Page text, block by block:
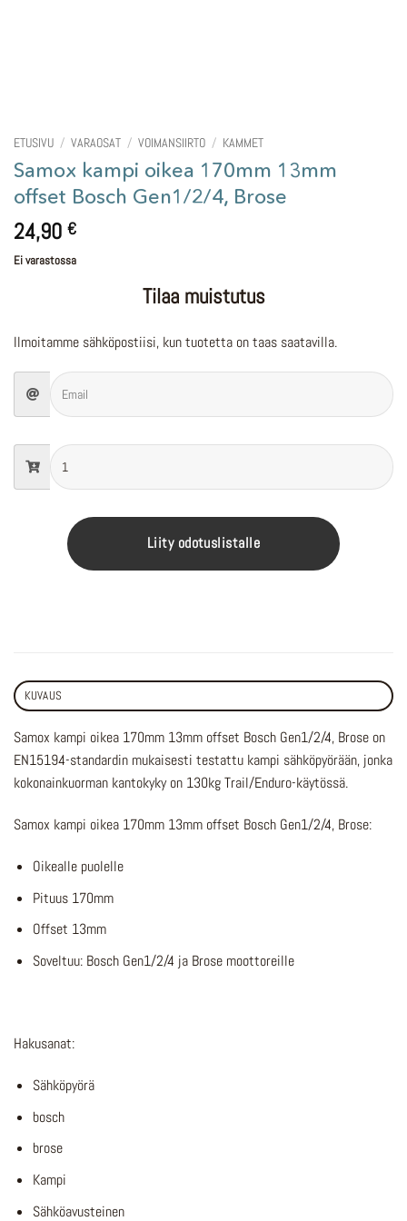
ETUSIVU / VARAOSAT / VOIMANSIIRTO / KAMMET
Samox kampi oikea 170mm 13mm
offset Bosch Gen1/2/4, Brose
24,90 €
Ei varastossa
Tilaa muistutus
Ilmoitamme sähköpostiisi, kun tuotetta on taas saatavilla.
Liity odotuslistalle
KUVAUS
Samox kampi oikea 170mm 13mm offset Bosch Gen1/2/4, Brose on
EN15194-standardin mukaisesti testattu kampi sähköpyörään, jonka
kokonainkuorman kantokyky on 130kg Trail/Enduro-käytössä.
Samox kampi oikea 170mm 13mm offset Bosch Gen1/2/4, Brose:
Oikealle puolelle
Pituus 170mm
Offset 13mm
Soveltuu: Bosch Gen1/2/4 ja Brose moottoreille
Hakusanat:
Sähköpyörä
bosch
brose
Kampi
Sähköavusteinen